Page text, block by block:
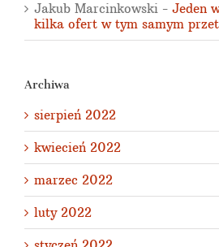
Jakub Marcinkowski - Jeden
kilka ofert w tym samym
Archiwa
sierpień 2022
kwiecień 2022
marzec 2022
luty 2022